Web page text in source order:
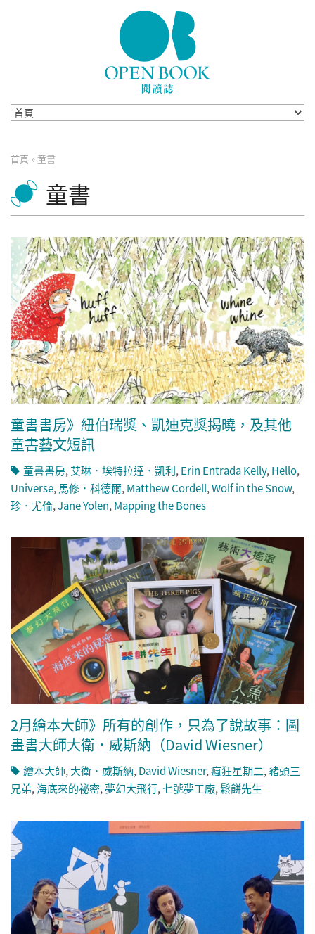
您在這裡
首頁 »童書
童書
童書書房》紐伯瑞獎、凱迪克獎揭曉，及其他
童書藝文短訊
童書書房, 艾琳．埃特拉達．凱利, Erin Entrada Kelly, Hello,
Universe, 馬修．科德爾, Matthew Cordell,Wolf in the Snow,
珍．尤倫,Jane Yolen, Mapping the Bones
2月繪本大師》所有的創作，只為了說故事：圖
畫書大師大衛．威斯納（David Wiesner）
繪本大師,大衛．威斯納,David Wiesner,瘋狂星期二,豬頭三
兄弟,海底來的祕密,夢幻大飛行,七號夢工廠,鬆餅先生